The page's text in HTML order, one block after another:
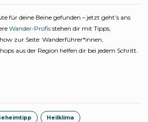
für deine Beine gefunden – jetzt geht’s ans
Wander-Profis stehen dir mit Tipps,
zur Seite: Wanderführer*innen,
aus der Region helfen dir bei jedem Schritt.
Heilklima